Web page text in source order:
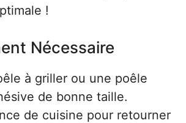
!
Nécessaire
à griller ou une poêle
de bonne taille.
de cuisine pour retourner